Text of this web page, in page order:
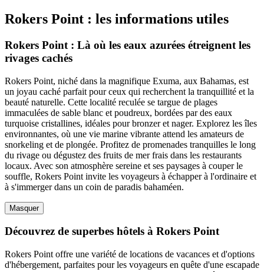
Rokers Point : les informations utiles
Rokers Point : Là où les eaux azurées étreignent les
rivages cachés
Rokers Point, niché dans la magnifique Exuma, aux Bahamas, est
un joyau caché parfait pour ceux qui recherchent la tranquillité et la
beauté naturelle. Cette localité reculée se targue de plages
immaculées de sable blanc et poudreux, bordées par des eaux
turquoise cristallines, idéales pour bronzer et nager. Explorez les îles
environnantes, où une vie marine vibrante attend les amateurs de
snorkeling et de plongée. Profitez de promenades tranquilles le long
du rivage ou dégustez des fruits de mer frais dans les restaurants
locaux. Avec son atmosphère sereine et ses paysages à couper le
souffle, Rokers Point invite les voyageurs à échapper à l'ordinaire et
à s'immerger dans un coin de paradis bahaméen.
Masquer
Découvrez de superbes hôtels à Rokers Point
Rokers Point offre une variété de locations de vacances et d'options
d'hébergement, parfaites pour les voyageurs en quête d'une escapade